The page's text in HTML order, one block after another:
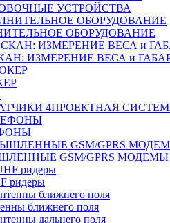
УСТРОЙСТВА
ОБОРУДОВАНИЕ
ИЗМЕРЕНИЕ ВЕСА и
4ПРОЕКТНАЯ
GSM/GPRS
ридеры
ближнего поля